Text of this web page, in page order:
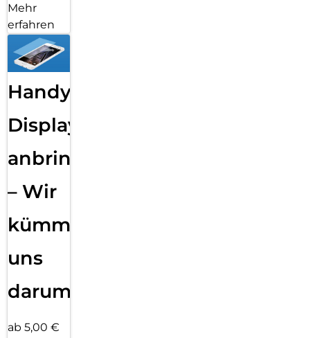
Mehr
erfahren
Handy
Displayfolie
anbringen
– Wir
kümmern
uns
darum!
ab 5,00 €